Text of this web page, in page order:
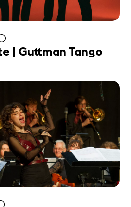
| Guttman Tango